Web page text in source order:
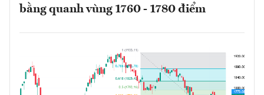
bằng quanh vùng 1760 - 1780 điểm